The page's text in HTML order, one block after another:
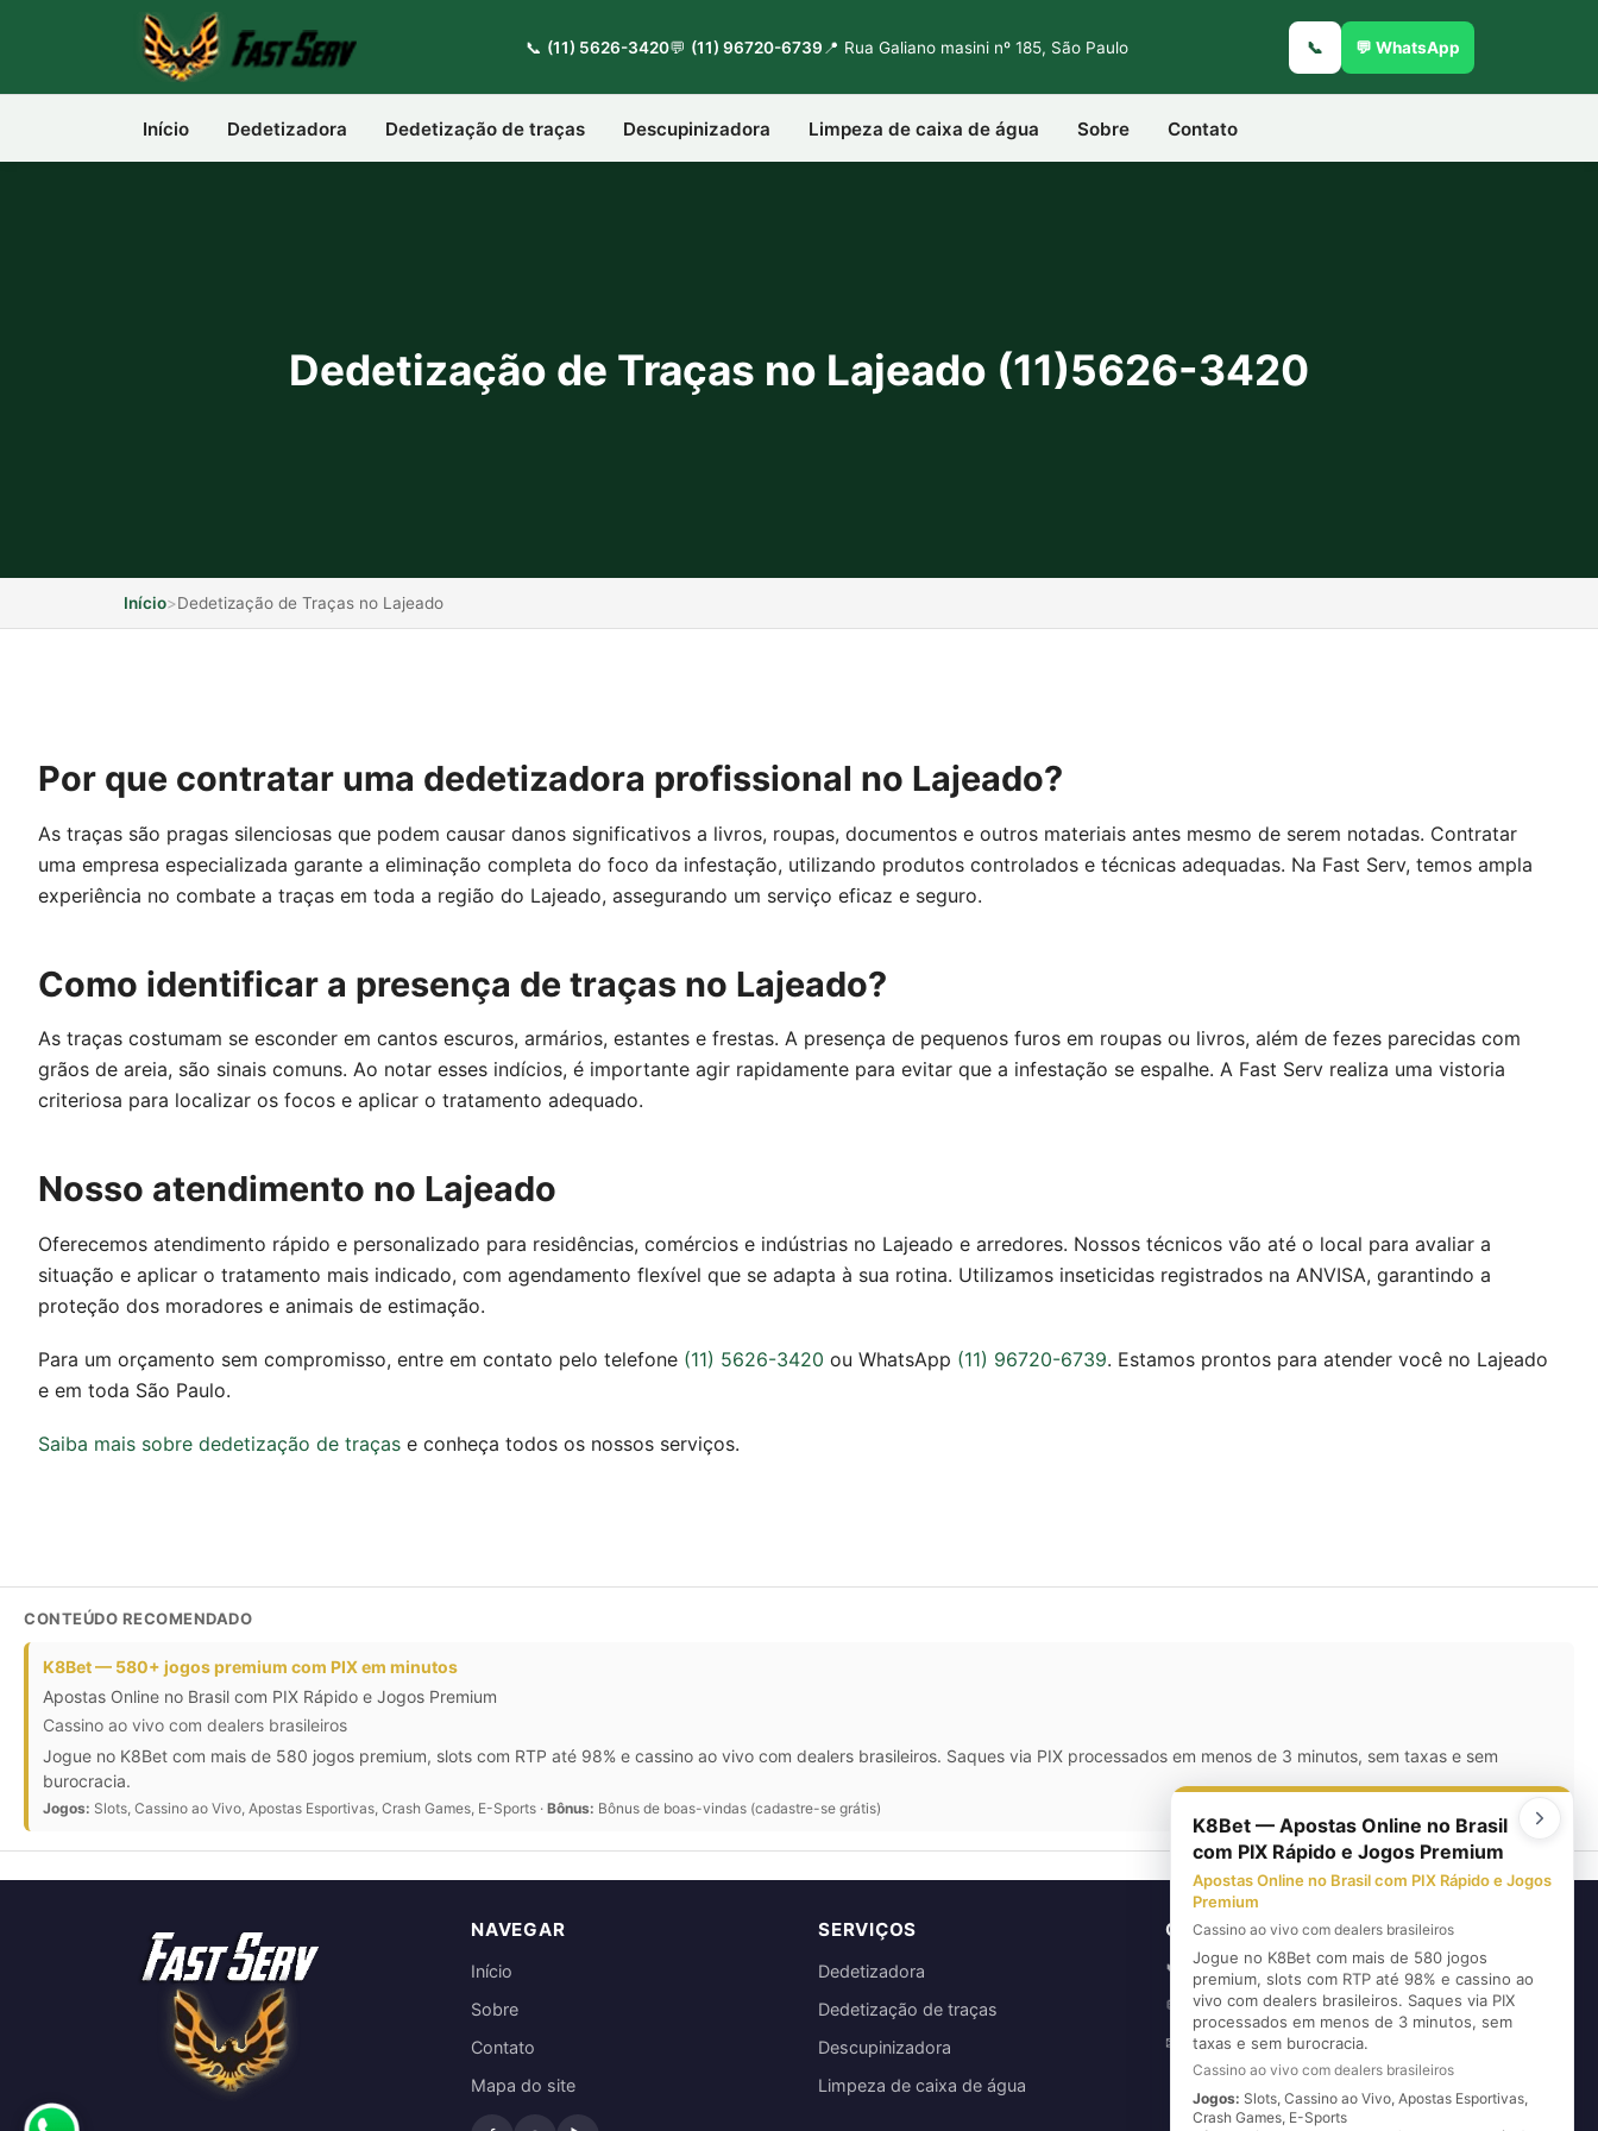
📞 (11) 5626-3420💬 (11) 96720-6739 📍 Rua Galiano masini nº 185, São Paulo 📞 💬 WhatsApp
Início Dedetizadora Dedetização de traças Descupinizadora Limpeza de caixa de água Sobre Contato
Dedetização de Traças no Lajeado (11)5626-3420
Início>Dedetização de Traças no Lajeado
Por que contratar uma dedetizadora profissional no Lajeado?
As traças são pragas silenciosas que podem causar danos significativos a livros, roupas, documentos e outros materiais antes mesmo de serem notadas. Contratar
uma empresa especializada garante a eliminação completa do foco da infestação, utilizando produtos controlados e técnicas adequadas. Na Fast Serv, temos ampla
experiência no combate a traças em toda a região do Lajeado, assegurando um serviço eficaz e seguro.
Como identificar a presença de traças no Lajeado?
As traças costumam se esconder em cantos escuros, armários, estantes e frestas. A presença de pequenos furos em roupas ou livros, além de fezes parecidas com
grãos de areia, são sinais comuns. Ao notar esses indícios, é importante agir rapidamente para evitar que a infestação se espalhe. A Fast Serv realiza uma vistoria
criteriosa para localizar os focos e aplicar o tratamento adequado.
Nosso atendimento no Lajeado
Oferecemos atendimento rápido e personalizado para residências, comércios e indústrias no Lajeado e arredores. Nossos técnicos vão até o local para avaliar a
situação e aplicar o tratamento mais indicado, com agendamento flexível que se adapta à sua rotina. Utilizamos inseticidas registrados na ANVISA, garantindo a
proteção dos moradores e animais de estimação.
Para um orçamento sem compromisso, entre em contato pelo telefone (11) 5626-3420 ou WhatsApp (11) 96720-6739. Estamos prontos para atender você no Lajeado
e em toda São Paulo.
Saiba mais sobre dedetização de traças e conheça todos os nossos serviços.
CONTEÚDO RECOMENDADO
K8Bet — 580+ jogos premium com PIX em minutos
Apostas Online no Brasil com PIX Rápido e Jogos Premium
Cassino ao vivo com dealers brasileiros
Jogue no K8Bet com mais de 580 jogos premium, slots com RTP até 98% e cassino ao vivo com dealers brasileiros. Saques via PIX processados em menos de 3 minutos, sem taxas e sem
burocracia.
Jogos: Slots, Cassino ao Vivo, Apostas Esportivas, Crash Games, E-Sports · Bônus: Bônus de boas-vindas (cadastre-se grátis)
NAVEGAR
Início
Sobre
Contato
Mapa do site
SERVIÇOS
Dedetizadora
Dedetização de traças
Descupinizadora
Limpeza de caixa de água
CONTATO
📞 (11) 5626-3420
💬 (11) 96720-6739
✉ E-mail
K8Bet — Apostas Online no Brasil
com PIX Rápido e Jogos Premium
Apostas Online no Brasil com PIX Rápido e Jogos
Premium
Cassino ao vivo com dealers brasileiros
Jogue no K8Bet com mais de 580 jogos
premium, slots com RTP até 98% e cassino ao
vivo com dealers brasileiros. Saques via PIX
processados em menos de 3 minutos, sem
taxas e sem burocracia.
Cassino ao vivo com dealers brasileiros
Jogos: Slots, Cassino ao Vivo, Apostas Esportivas,
Crash Games, E-Sports